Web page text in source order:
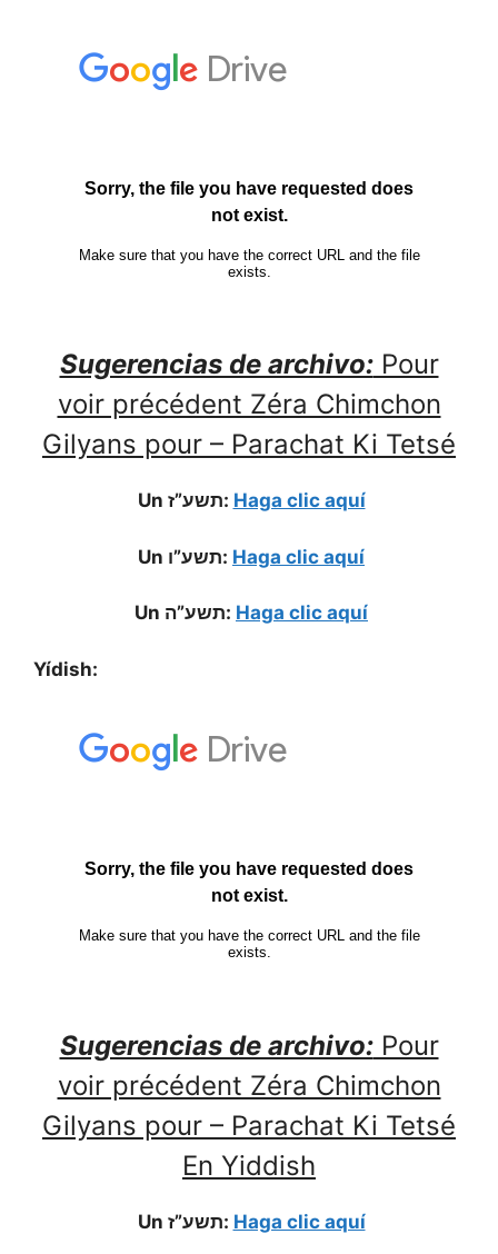
Sugerencias de archivo:Pour
voir précédent Zéra Chimchon
Gilyans pour – Parachat Ki Tetsé
Un תשע”ז: Haga clic aquí
Un תשע”ו: Haga clic aquí
Un תשע”ה: Haga clic aquí
Yídish:
Sugerencias de archivo:Pour
voir précédent Zéra Chimchon
Gilyans pour – Parachat Ki Tetsé
En Yiddish
Un תשע”ז: Haga clic aquí